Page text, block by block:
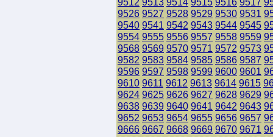
9526 9527 9528 9529 9530 9531
9540 9541 9542 9543 9544 9545
9554 9555 9556 9557 9558 9559
9568 9569 9570 9571 9572 9573
9582 9583 9584 9585 9586 9587
9596 9597 9598 9599 9600 9601
9610 9611 9612 9613 9614 9615
9624 9625 9626 9627 9628 9629
9638 9639 9640 9641 9642 9643
9652 9653 9654 9655 9656 9657
9666 9667 9668 9669 9670 9671